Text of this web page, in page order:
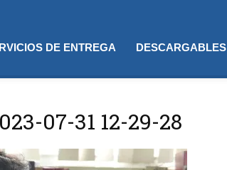
DE ENTREGA DESCARGABLES
07-31 12-29-28